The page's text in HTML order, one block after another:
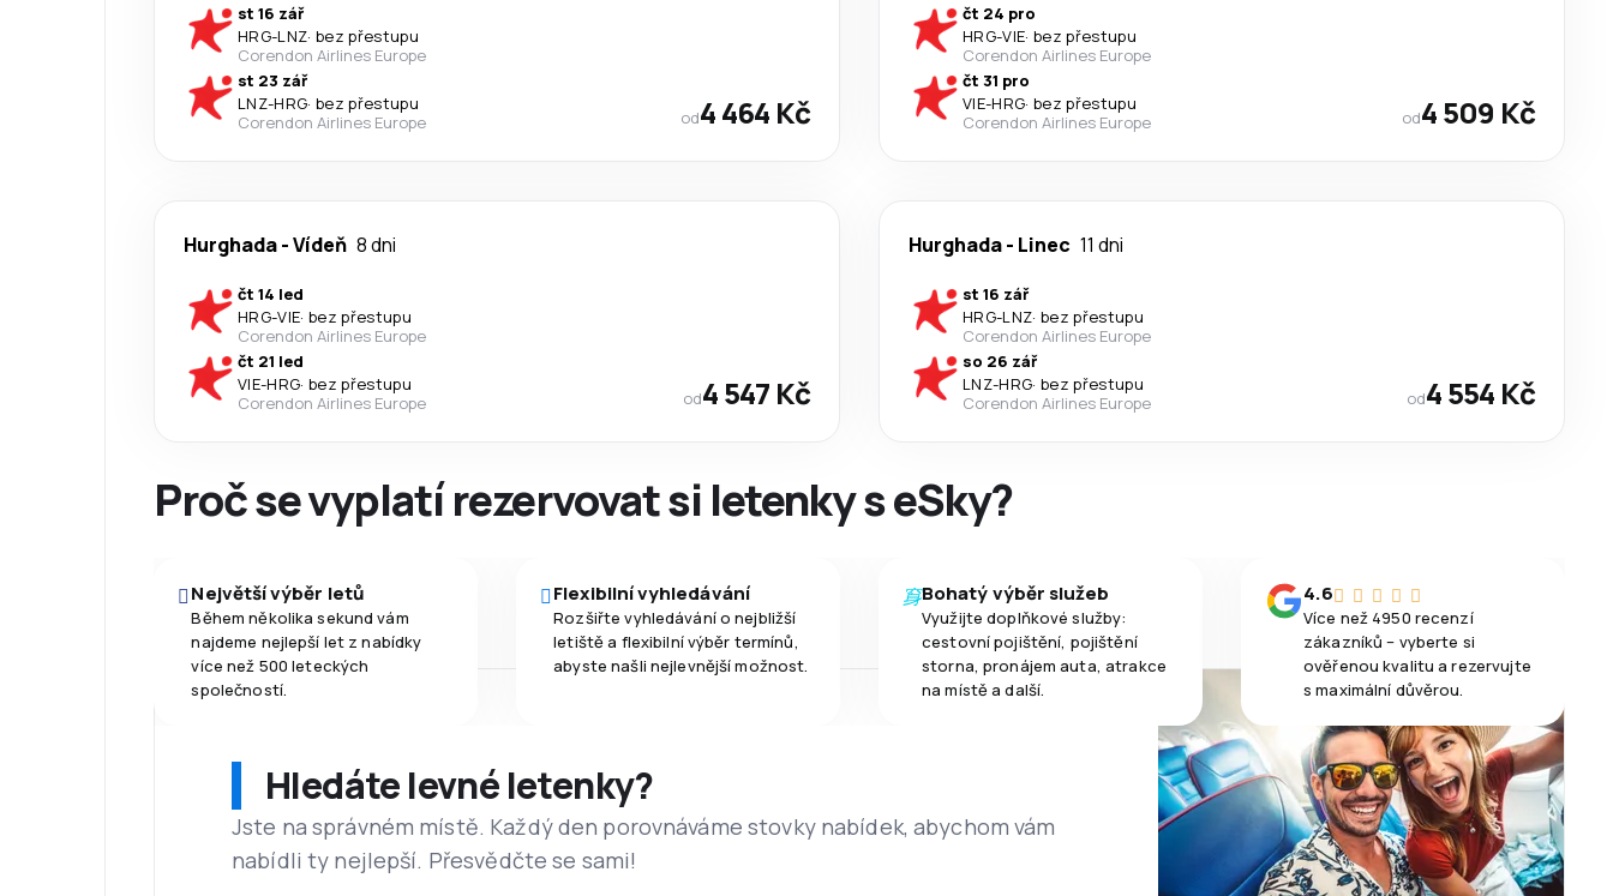
st 16 zář
HRG-LNZ· bez přestupu
Corendon Airlines Europe
st 23 zář
LNZ-HRG· bez přestupu
Corendon Airlines Europe
od4 464 Kč
čt 24 pro
HRG-VIE· bez přestupu
Corendon Airlines Europe
čt 31 pro
VIE-HRG· bez přestupu
Corendon Airlines Europe
od4 509 Kč
Hurghada-Vídeň 8 dni
čt 14 led
HRG-VIE· bez přestupu
Corendon Airlines Europe
čt 21 led
VIE-HRG· bez přestupu
Corendon Airlines Europe
od4 547 Kč
Hurghada- Linec 11 dni
st 16 zář
HRG-LNZ· bez přestupu
Corendon Airlines Europe
so 26 zář
LNZ-HRG· bez přestupu
Corendon Airlines Europe
od4 554 Kč
Proč se vyplatí rezervovat si letenky s eSky?
Největší výběr letů
Během několika sekund vám
najdeme nejlepší let z nabídky
více než 500 leteckých
společností.
Flexibilní vyhledávání
Rozšiřte vyhledávání o nejbližší
letiště a flexibilní výběr termínů,
abyste našli nejlevnější možnost.
Bohatý výběr služeb
Využijte doplňkové služby:
cestovní pojištění, pojištění
storna, pronájem auta, atrakce
na místě a další.
4.6
Více než 4950 recenzí
zákazníků – vyberte si
ověřenou kvalitu a rezervujte
s maximální důvěrou.
Hledáte levné letenky?
Jste na správném místě. Každý den porovnáváme stovky nabídek, abychom vám
nabídli ty nejlepší. Přesvědčte se sami!